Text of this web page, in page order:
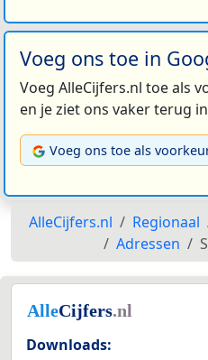
Voeg ons toe in
Voeg AlleCijfers.nl toe als
en je ziet ons vaker terug
Voeg ons toe als
AlleCijfers.nl Regionaal
Adressen
Downloads: